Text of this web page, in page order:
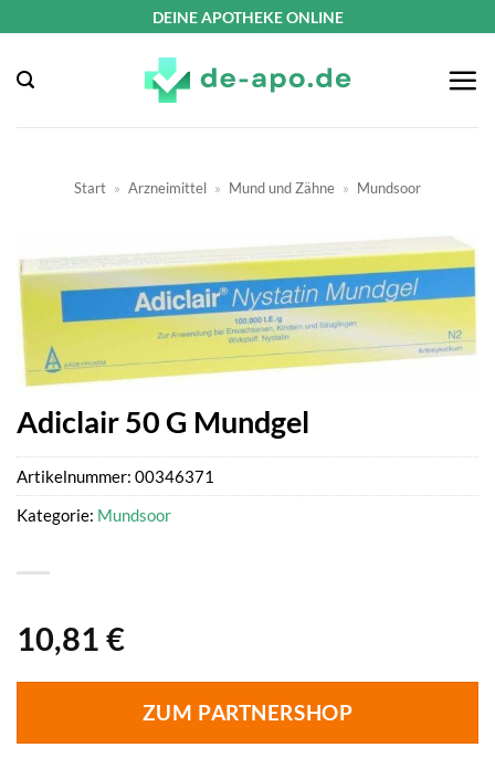
springen
DEINE APOTHEKE ONLINE
Start » Arzneimittel » Mund und Zähne » Mundsoor
Adiclair 50 G Mundgel
10,81 €
ZUM PARTNERSHOP
Artikelnummer: 00346371
Kategorie: Mundsoor